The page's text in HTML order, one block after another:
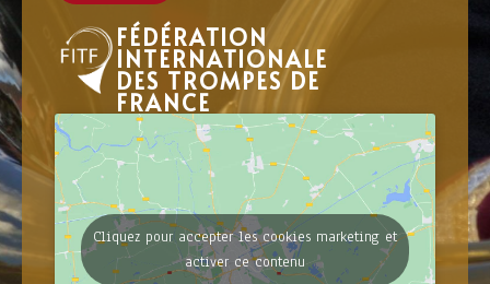
FÉDÉRATION
INTERNATIONALE
DES TROMPES DE
FRANCE
Cliquez pour accepter les cookies marketing et
activer ce contenu